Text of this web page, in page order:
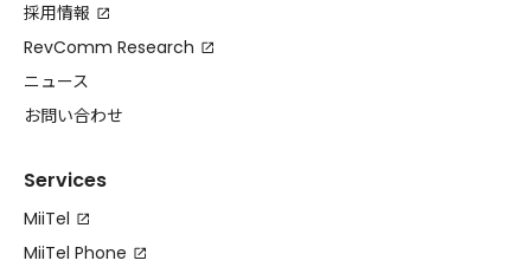
採用情報
RevComm Research
ニュース
お問い合わせ
Services
MiiTel
MiiTel Phone